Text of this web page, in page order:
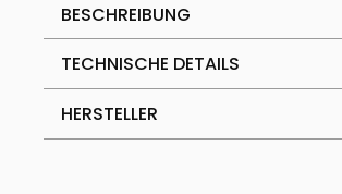
BESCHREIBUNG
TECHNISCHE DETAILS
HERSTELLER